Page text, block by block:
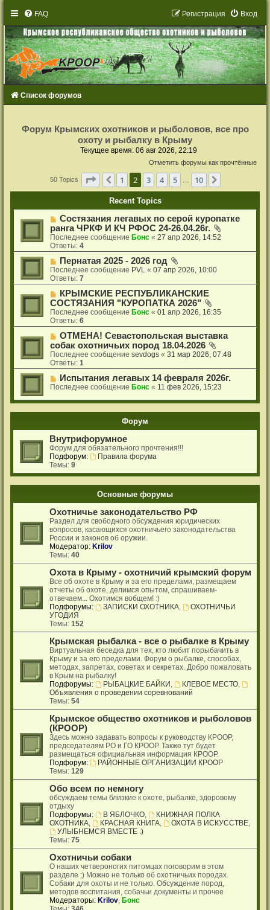
FAQ Вход
Регистрация
Список форумов
я
Форум Крымских охотников и рыболовов, все про
охоту и рыбалку в Крыму
Текущее время: 06 авг 2026, 22:19
Отметить форумы как прочтённые
50 Topics Страница2 из 10
Пред.
1 2 3 4 5 10
Recent Topics
Состязания легавых по серой куропатке
ранга ЧРКФ И КЧ РФОС 24-26.04.26г.
Последнее сообщениеБонс «27 апр 2026, 14:52
Ответы:4
Пернатая 2025 - 2026 год
Последнее сообщение PVL «07 апр 2026, 10:00
Ответы:7
КРЫМСКИЕ РЕСПУБЛИКАНСКИЕ
СОСТЯЗАНИЯ "КУРОПАТКА 2026"
Последнее сообщениеБонс «01 апр 2026, 16:35
Ответы:6
ОТМЕНА! Севастопольская выставка
собак охотничьих пород 18.04.2026
Последнее сообщениеsevdogs «31 мар 2026, 07:48
Ответы:1
Испытания легавых 14 февраля 2026г.
Последнее сообщениеБонс « 11 фев 2026, 15:23
Форум
Внутрифорумное
Форум для обязательного прочтения!!!
Подфорум:
Правила форума
Темы:9
Основные форумы
Охотничье законодательство РФ
Раздел для свободного обсуждения юридических
вопросов, касающихся охотничьего законодательства
России и законов об оружии.
Модератор: Krilov
Темы:40
Охота в Крыму - охотничий крымский форум
Все об охоте в Крыму и за его пределами, размещаем
отчеты об охоте, делимся опытом, спрашиваем-
отвечаем... Охотимся вобщем! :)
Подфорумы:
ЗАПИСКИ ОХОТНИКА
ОХОТНИЧЬИ
УГОДИЯ
Темы:152
Крымская рыбалка - все о рыбалке в Крыму
Виртуальная беседка для тех, кто любит порыбачить в
Крыму и за его пределами. Форум о рыбалке, способах,
методах, запретах, советах и секретах. Добро пожаловать
в Крым на рыбалку!
Подфорумы:
РЫБАЦКИЕ БАЙКИ КЛЕВОЕ МЕСТО
Объявления о проведении соревнований
Темы:54
Крымское общество охотников и рыболовов
(КРООР)
Здесь можно задавать вопросы к руководству КРООР,
председателям РО и ГО КРООР. Также тут будет
размещаться официальная информация КРООР.
Подфорум:
РАЙОННЫЕ ОРГАНИЗАЦИИ КРООР
Темы:129
Обо всем по немногу
обсуждаем темы близкие к охоте, рыбалке, здоровому
отдыху
Подфорумы:
В ЯБЛОЧКО
КНИЖНАЯ ПОЛКА
ОХОТНИКА
КРАСНАЯ КНИГА ОХОТА В ИСКУССТВЕ
УЛЫБНЕМСЯ ВМЕСТЕ :)
Темы:75
Охотничьи собаки
О наших четвероногих питомцах поговорим в этом
разделе ;) Можно не только об охотничьих породах.
Собаки для охоты и не только. Обсуждение пород,
методов воспитания, собачьи документы и прочее
Модераторы: Krilov ,Бонс